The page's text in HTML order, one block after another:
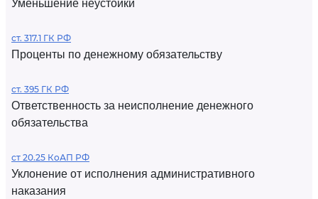
Уменьшение неустойки
ст. 317.1 ГК РФ
Проценты по денежному обязательству
ст. 395 ГК РФ
Ответственность за неисполнение денежного
обязательства
ст 20.25 КоАП РФ
Уклонение от исполнения административного
наказания